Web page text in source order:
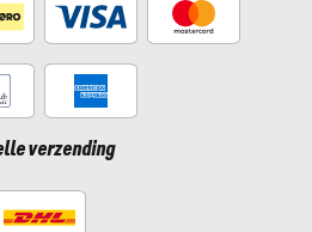
verzending